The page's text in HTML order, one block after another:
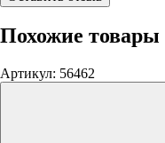
Похожие товары
Артикул: 56462